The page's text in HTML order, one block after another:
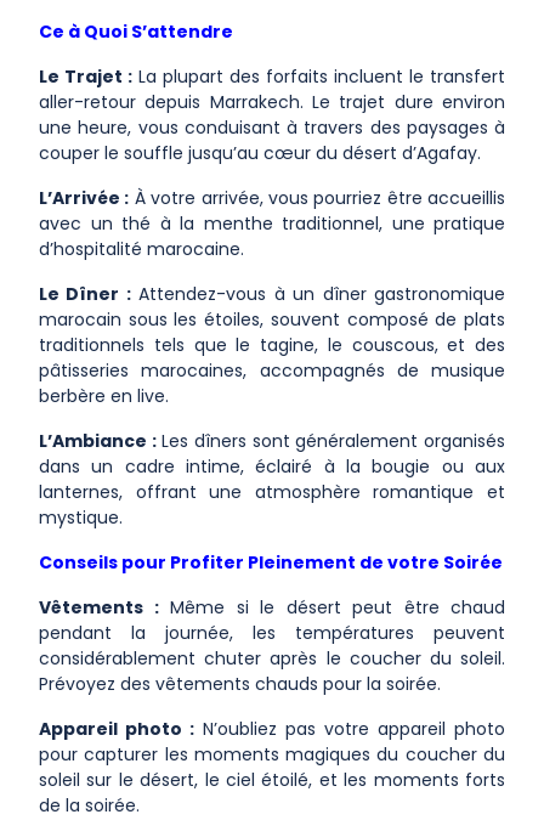
Ce à Quoi S’attendre
Le Trajet : La plupart des forfaits incluent le transfert
aller-retour depuis Marrakech. Le trajet dure environ
une heure, vous conduisant à travers des paysages à
couper le souffle jusqu’au cœur du désert d’Agafay.
L’Arrivée : À votre arrivée, vous pourriez être accueillis
avec un thé à la menthe traditionnel, une pratique
d’hospitalité marocaine.
Le Dîner :Attendez-vous à un dîner gastronomique
marocain sous les étoiles, souvent composé de plats
traditionnels tels que le tagine, le couscous, et des
pâtisseries marocaines, accompagnés de musique
berbère en live.
L’Ambiance :Les dîners sont généralement organisés
dans un cadre intime, éclairé à la bougie ou aux
lanternes, offrant une atmosphère romantique et
mystique.
Conseils pour Profiter Pleinement de votre Soirée
Vêtements :Même si le désert peut être chaud
pendant la journée, les températures peuvent
considérablement chuter après le coucher du soleil.
Prévoyez des vêtements chauds pour la soirée.
Appareil photo : N’oubliez pas votre appareil photo
pour capturer les moments magiques du coucher du
soleil sur le désert, le ciel étoilé, et les moments forts
de la soirée.